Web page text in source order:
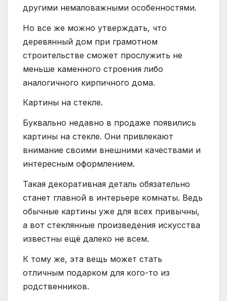
другими немаловажными особенностями.
Но все же можно утверждать, что
деревянный дом при грамотном
строительстве сможет прослужить не
меньше каменного строения либо
аналогичного кирпичного дома.
Картины на стекле.
Буквально недавно в продаже появились
картины на стекле. Они привлекают
внимание своими внешними качествами и
интересным оформлением.
Такая декоративная деталь обязательно
станет главной в интерьере комнаты. Ведь
обычные картины уже для всех привычны,
а вот стеклянные произведения искусства
известны ещё далеко не всем.
К тому же, эта вещь может стать
отличным подарком для кого-то из
родственников.